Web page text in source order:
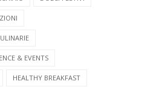
& EVENTS
HEALTHY BREAKFAST